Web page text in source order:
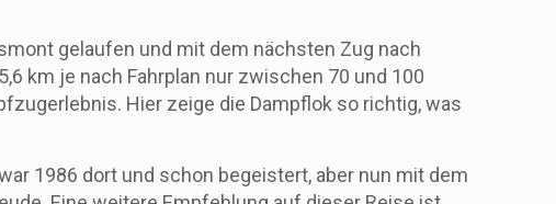
gelaufen und mit dem nächsten Zug nach
km je nach Fahrplan nur zwischen 70 und 100
Hier zeige die Dampflok so richtig, was
1986 dort und schon begeistert, aber nun mit dem